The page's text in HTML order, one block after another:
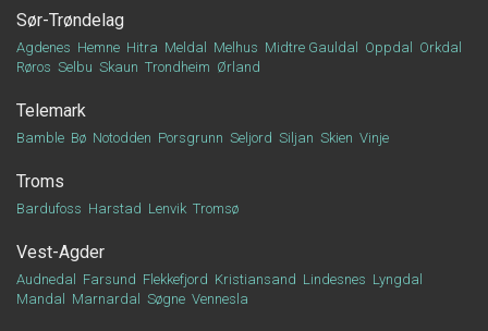
Sør-Trøndelag
Agdenes Hemne Hitra Meldal Melhus Midtre Gauldal Oppdal
Orkdal
Røros Selbu Skaun Trondheim Ørland
Telemark
Bamble Bø Notodden Porsgrunn Seljord Siljan Skien Vinje
Troms
Bardufoss Harstad Lenvik Tromsø
Vest-Agder
Audnedal Farsund Flekkefjord Kristiansand Lindesnes Lyngdal
Mandal
Marnardal Søgne Vennesla